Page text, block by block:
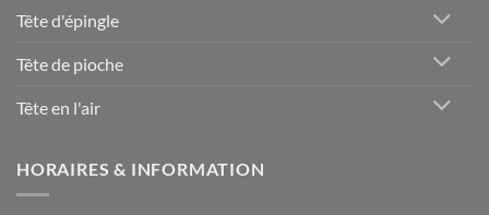
Tête d'épingle
Tête de pioche
Tête en l'air
HORAIRES & INFORMATION